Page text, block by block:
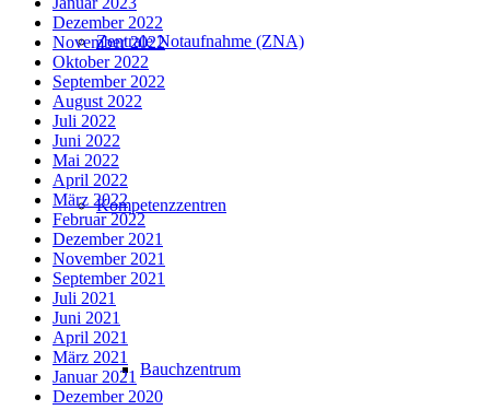
Zentrale Notaufnahme (ZNA)
Kompetenzzentren
Bauchzentrum
Dezember 2022
November 2022
Oktober 2022
September 2022
August 2022
Juli 2022
Juni 2022
Mai 2022
April 2022
März 2022
Februar 2022
Dezember 2021
November 2021
September 2021
Juli 2021
Juni 2021
April 2021
März 2021
Januar 2021
Dezember 2020